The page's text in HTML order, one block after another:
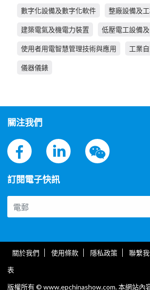
數字化設備及數字化軟件 整廠設備及
建築電氣及機電力裝置 低壓電工設備
使用者用電智慧管理技術與應用 工業
儀器儀錶
關注我們
訂閱電子快訊
關於我們 使用條款 隱私政策 聯繫
表
版權所有 © www.epchinashow.com. 本網站內